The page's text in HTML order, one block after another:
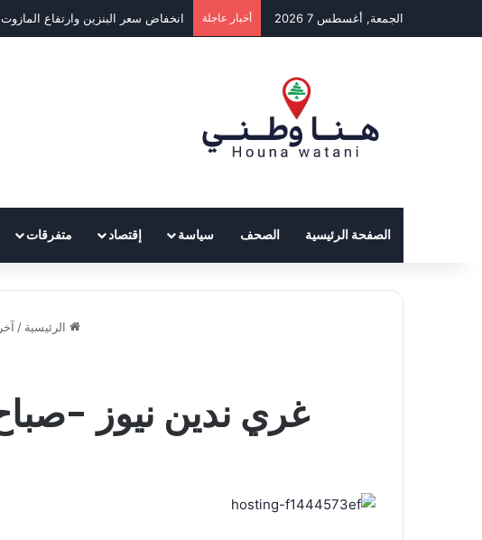
الجمعة, أغسطس 7 2026 أخبار عاجلة انخفاض سعر البنزين وارتفاع المازوت
الصفحة الرئيسية الصحف سياسة إقتصاد متفرقات
الرئيسية /
غري ندين نيوز -صباح الخير -